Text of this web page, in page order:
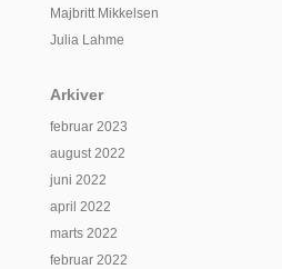
Majbritt Mikkelsen
Julia Lahme
Arkiver
februar 2023
august 2022
juni 2022
april 2022
marts 2022
februar 2022